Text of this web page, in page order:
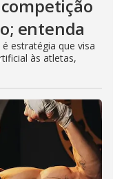
entenda
estratégia que visa
às atletas,